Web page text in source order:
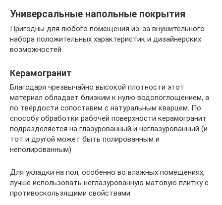
Универсальные напольные покрытия
Пригодны для любого помещения из-за внушительного
набора положительных характеристик и дизайнерских
возможностей.
Керамогранит
Благодаря чрезвычайно высокой плотности этот
материал обладает близким к нулю водопоглощением, а
по твёрдости сопоставим с натуральным кварцем. По
способу обработки рабочей поверхности керамогранит
подразделяется на глазурованный и неглазурованный (и
тот и другой может быть полированным и
неполированным).
Для укладки на пол, особенно во влажных помещениях,
лучше использовать неглазурованную матовую плитку с
противоскользящими свойствами.